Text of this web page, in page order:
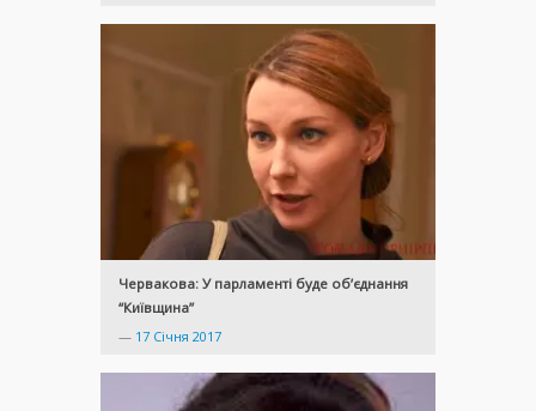
Червакова: У парламенті буде об’єднання
“Київщина”
— 17 Січня 2017